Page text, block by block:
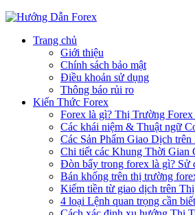
Trang chủ
Giới thiệu
Chính sách bảo mật
Điều khoản sử dụng
Thông báo rủi ro
Kiến Thức Forex
Forex là gì? Thị Trường
Các khái niệm & Thuật ngữ
Các Sản Phẩm Giao Dịch trên
Chi tiết các Khung Thời Gian
Đòn bẩy trong forex là gì? Sử
Bán khống trên thị trường
Kiếm tiền từ giao dịch trên
4 loại Lệnh quan trọng cần